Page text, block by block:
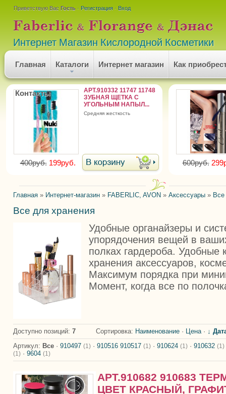
Приветствую Вас Гость · Регистрация · Вход
Интернет Магазин Кислородной Косметики
Главная Каталоги Интернет магазин Как
Контакты
АРТ.910332 11747 11748
ЗУБНАЯ ЩЕТКА С
УГОЛЬНЫМ НАПЫЛ...
средняя жесткость
400руб. 199руб. 600руб.
Главная » Интернет-магазин » FABERLIC, AVON » Аксессуары »
Все для хранения
Удобные органайзеры и
упорядочения вещей в
полках гардероба. Удобные
хранения аксессуаров,
Максимум порядка при
Момент, когда все по
Доступно позиций: 7 Сортировка: Наименование · Цена· ↓
Артикул: Все · 910497 (1) · 910516 910517 (1) · 910624 (1) · 910632 (1)
(1) · 9604 (1)
АРТ.910682 910683
ЦВЕТ КРАСНЫЙ,